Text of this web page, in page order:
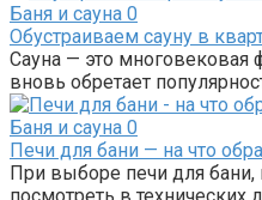
Баня и сауна 0
Обустраиваем сауну в
Сауна — это многовековая
вновь обретает
Баня и сауна 0
Печи для бани — на что
При выборе печи для бани,